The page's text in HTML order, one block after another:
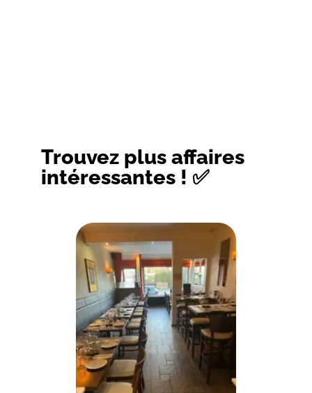
Trouvez plus affaires
intéressantes ! ✅